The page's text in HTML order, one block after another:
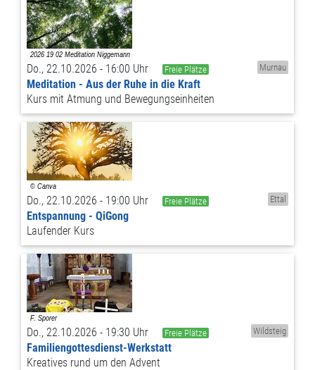
Do., 22.10.2026 - 16:00 Uhr Freie Plätze Murnau
Meditation - Aus der Ruhe in die Kraft
Kurs mit Atmung und Bewegungseinheiten
Do., 22.10.2026 - 19:00 Uhr Freie Plätze Ettal
Entspannung - QiGong
Laufender Kurs
Do., 22.10.2026 - 19:30 Uhr Freie Plätze Wildsteig
Familiengottesdienst-Werkstatt
Kreatives rund um den Advent